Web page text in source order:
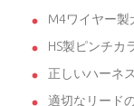
M4ワイヤー製
HS製ピンチカ
正しいハーネ
適切なリード